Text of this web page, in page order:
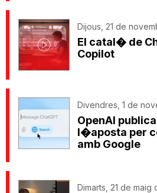
Dijous, 21 de
El catal� de
Copilot
Divendres, 1 de
OpenAI
l�aposta per
amb Google
Dimarts, 21 de maig